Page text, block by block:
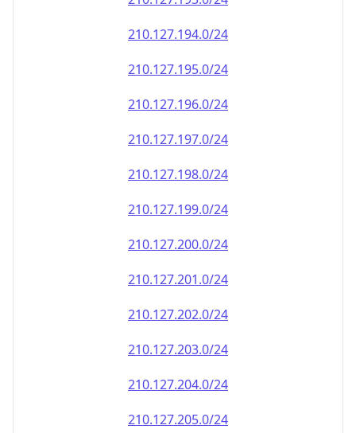
210.127.194.0/24
210.127.195.0/24
210.127.196.0/24
210.127.197.0/24
210.127.198.0/24
210.127.199.0/24
210.127.200.0/24
210.127.201.0/24
210.127.202.0/24
210.127.203.0/24
210.127.204.0/24
210.127.205.0/24